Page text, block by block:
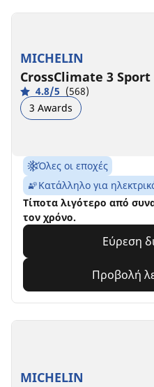
MICHELIN
CrossClimate 3 Sport
4.8/5 (568)
3 Awards
Όλες οι εποχές
Κατάλληλο για
Τίποτα λιγότερο από
τον χρόνο.
Εύρεση
Προβολή
MICHELIN